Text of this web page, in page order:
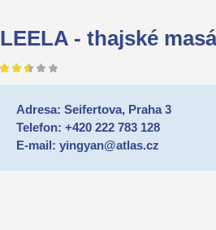
LEELA - thajské
Adresa: Seifertova, Praha 3
Telefon: +420 222 783 128
E-mail: yingyan@atlas.cz